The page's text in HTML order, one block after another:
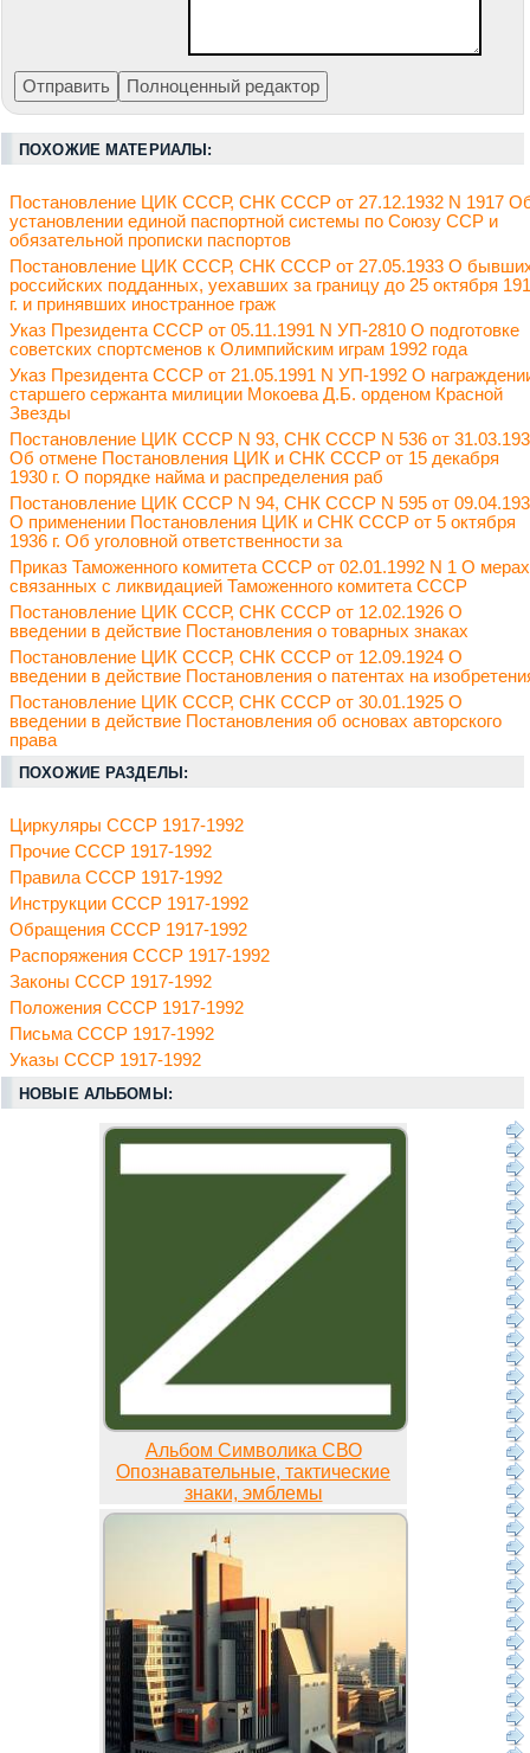
ПОХОЖИЕ МАТЕРИАЛЫ:
Постановление ЦИК СССР, СНК СССР от 27.12.1932 N 1917
установлении единой паспортной системы по Союзу ССР и
обязательной прописки паспортов
Постановление ЦИК СССР, СНК СССР от 27.05.1933 О
российских подданных, уехавших за границу до 25 октября
г. и принявших иностранное граж
Указ Президента СССР от 05.11.1991 N УП-2810 О подготовке
советских спортсменов к Олимпийским играм 1992 года
Указ Президента СССР от 21.05.1991 N УП-1992 О
старшего сержанта милиции Мокоева Д.Б. орденом Красной
Звезды
Постановление ЦИК СССР N 93, СНК СССР N 536 от
Об отмене Постановления ЦИК и СНК СССР от 15 декабря
1930 г. О порядке найма и распределения раб
Постановление ЦИК СССР N 94, СНК СССР N 595 от
О применении Постановления ЦИК и СНК СССР от 5 октября
1936 г. Об уголовной ответственности за
Приказ Таможенного комитета СССР от 02.01.1992 N 1 О
связанных с ликвидацией Таможенного комитета СССР
Постановление ЦИК СССР, СНК СССР от 12.02.1926 О
введении в действие Постановления о товарных знаках
Постановление ЦИК СССР, СНК СССР от 12.09.1924 О
введении в действие Постановления о патентах на
Постановление ЦИК СССР, СНК СССР от 30.01.1925 О
введении в действие Постановления об основах авторского
права
ПОХОЖИЕ РАЗДЕЛЫ:
Циркуляры СССР 1917-1992
Прочие СССР 1917-1992
Правила СССР 1917-1992
Инструкции СССР 1917-1992
Обращения СССР 1917-1992
Распоряжения СССР 1917-1992
Законы СССР 1917-1992
Положения СССР 1917-1992
Письма СССР 1917-1992
Указы СССР 1917-1992
НОВЫЕ АЛЬБОМЫ:
Альбом Символика СВО
Опознавательные, тактические
знаки, эмблемы